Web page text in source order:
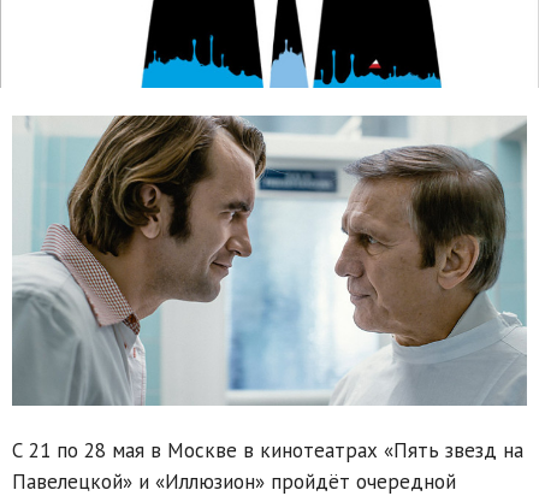
С 21 по 28 мая в Москве в кинотеатрах «Пять звезд на
Павелецкой» и «Иллюзион» пройдёт очередной